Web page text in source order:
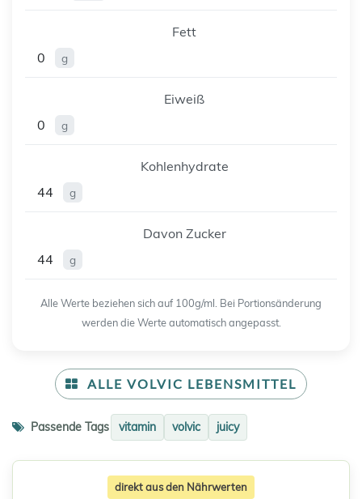
Fett
0
g
Eiweiß
0
g
Kohlenhydrate
44
g
Davon Zucker
44
g
Alle Werte beziehen sich auf 100g/ml. Bei Portionsänderung
werden die Werte automatisch angepasst.
ALLE VOLVIC LEBENSMITTEL
Passende Tags vitamin volvic juicy
direkt aus den Nährwerten